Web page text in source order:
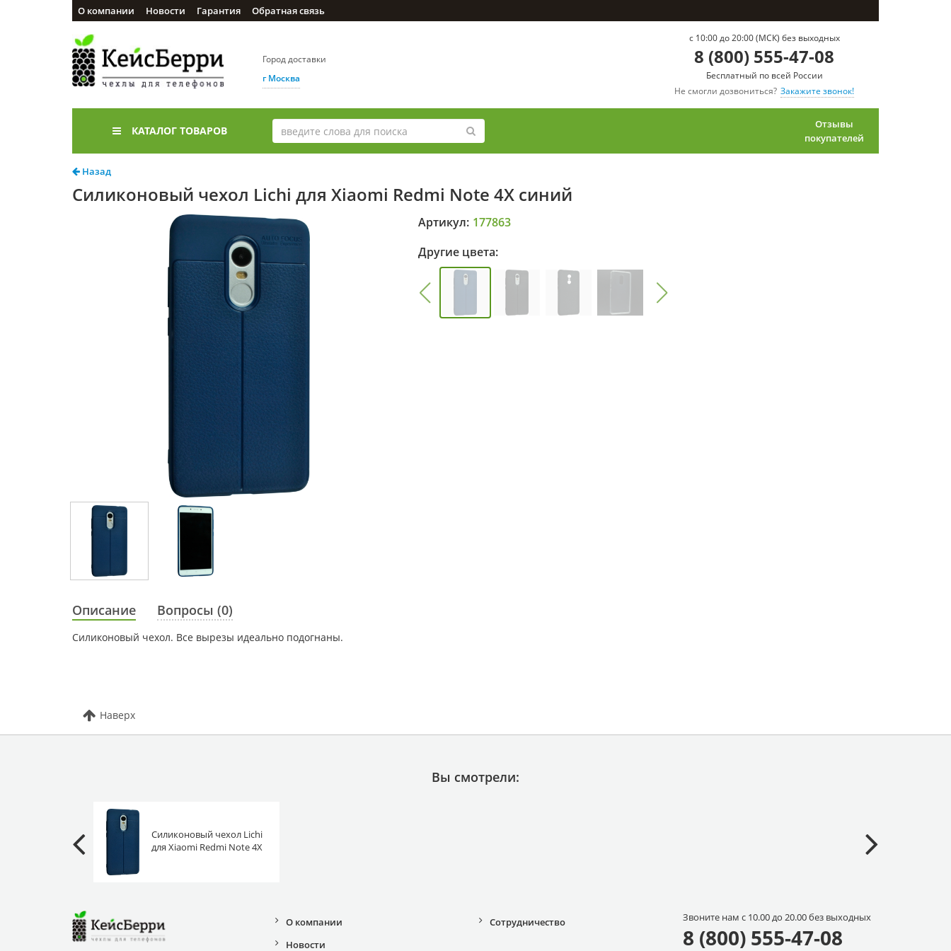
О компании Новости Гарантия Обратная связь
Город доставки
г Москва
c 10:00 до 20:00 (МСК) без выходных
8 (800) 555-47-08
Бесплатный по всей России
Не смогли дозвониться? Закажите звонок!
КАТАЛОГ ТОВАРОВ
Отзывы
покупателей
Назад
Силиконовый чехол Lichi для Xiaomi Redmi Note 4X синий
Артикул: 177863
Другие цвета:
Описание Вопросы (0)
Силиконовый чехол. Все вырезы идеально подогнаны.
Наверх
Вы смотрели:
Силиконовый чехол Lichi
для Xiaomi Redmi Note 4X
О компании
Новости
Сотрудничество Звоните нам с 10.00 до 20.00 без выходных
8 (800) 555-47-08